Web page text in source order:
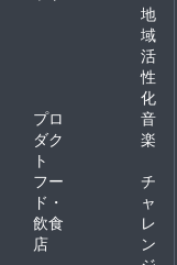
地
域
活
性
化
プロ
ダク
ト
音
楽
フー
ド・
飲食
店
チ
ャ
レ
ン